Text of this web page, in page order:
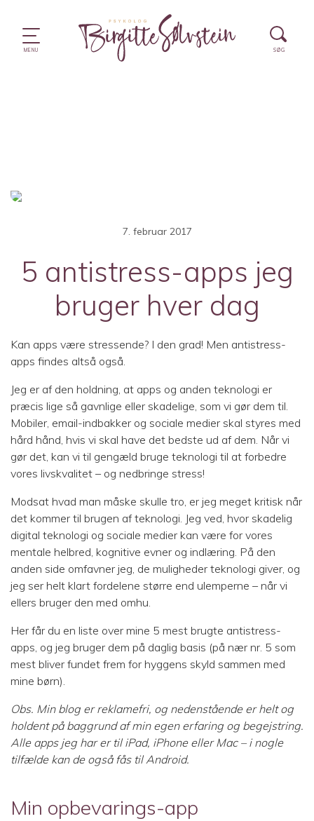
7. februar 2017
5 antistress-apps jeg
bruger hver dag
Kan apps være stressende? I den grad! Men antistress-
apps findes altså også.
Jeg er af den holdning, at apps og anden teknologi er
præcis lige så gavnlige eller skadelige, som vi gør dem til.
Mobiler, email-indbakker og sociale medier skal styres med
hård hånd, hvis vi skal have det bedste ud af dem. Når vi
gør det, kan vi til gengæld bruge teknologi til at forbedre
vores livskvalitet – og nedbringe stress!
Modsat hvad man måske skulle tro, er jeg meget kritisk når
det kommer til brugen af teknologi. Jeg ved, hvor skadelig
digital teknologi og sociale medier kan være for vores
mentale helbred, kognitive evner og indlæring. På den
anden side omfavner jeg, de muligheder teknologi giver, og
jeg ser helt klart fordelene større end ulemperne – når vi
ellers bruger den med omhu.
Her får du en liste over mine 5 mest brugte antistress-
apps, og jeg bruger dem på daglig basis (på nær nr. 5 som
mest bliver fundet frem for hyggens skyld sammen med
mine børn).
Obs. Min blog er reklamefri, og nedenstående er helt og
holdent på baggrund af min egen erfaring og begejstring.
Alle apps jeg har er til iPad, iPhone eller Mac – i nogle
tilfælde kan de også fås til Android.
Min opbevarings-app